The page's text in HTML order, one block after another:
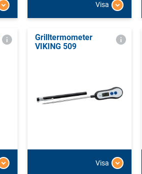
Visa
Grilltermometer
VIKING 509
Visa